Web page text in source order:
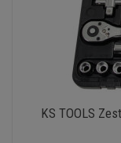
KS TOOLS